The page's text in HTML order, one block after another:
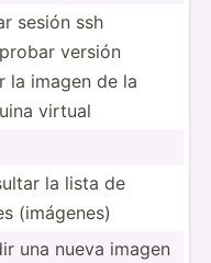
sesión ssh
versión
la imagen de la
virtual
la lista de
(imágenes)
una nueva imagen